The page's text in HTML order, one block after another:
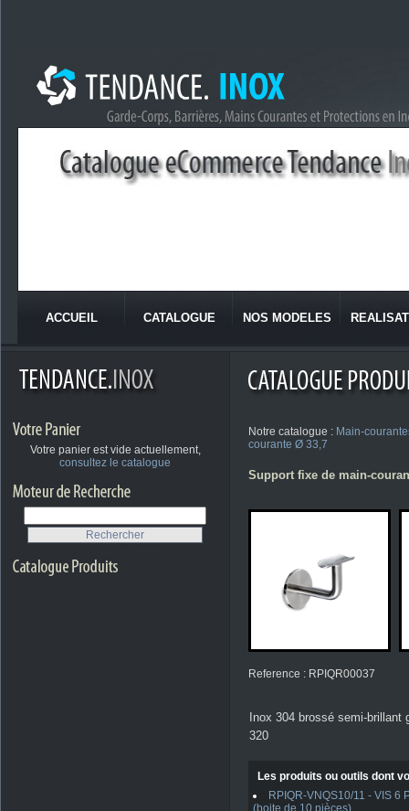
ACCUEIL CATALOGUE NOS MODELES
Votre panier est vide actuellement,
consultez le catalogue
Notre catalogue : Main-
courante Ø 33,7
Support fixe de main-
Reference : RPIQR00037
Inox 304 brossé semi-brillant
320
Les produits ou outils dont
RPIQR-VNQS10/11 - VIS
(boite de 10 pièces)